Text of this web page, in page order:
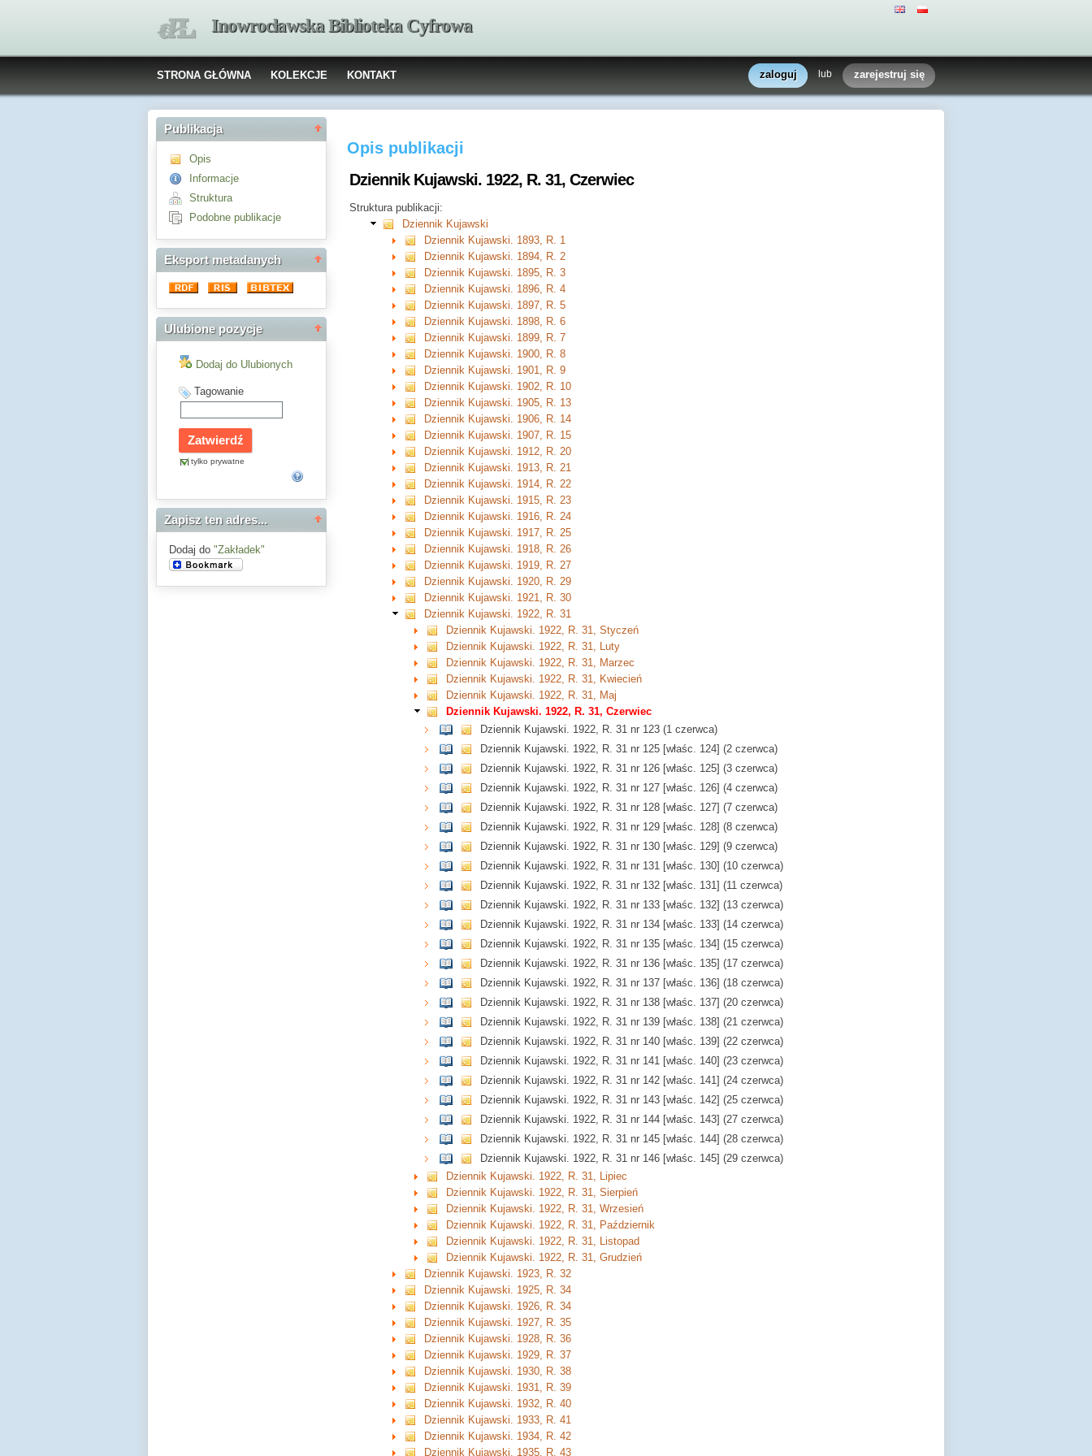
Inowrocławska Biblioteka Cyfrowa
STRONA GŁÓWNA KOLEKCJE KONTAKT zaloguj lub zarejestruj się
Publikacja
Opis
Informacje
Struktura
Podobne publikacje
Eksport metadanych
Ulubione pozycje
Dodaj do Ulubionych
Tagowanie
tylko prywatne
Zapisz ten adres...
Dodaj do "Zakładek"
Opis publikacji
Dziennik Kujawski. 1922, R. 31, Czerwiec
Struktura publikacji:
Dziennik Kujawski
Dziennik Kujawski. 1893, R. 1
Dziennik Kujawski. 1894, R. 2
Dziennik Kujawski. 1895, R. 3
Dziennik Kujawski. 1896, R. 4
Dziennik Kujawski. 1897, R. 5
Dziennik Kujawski. 1898, R. 6
Dziennik Kujawski. 1899, R. 7
Dziennik Kujawski. 1900, R. 8
Dziennik Kujawski. 1901, R. 9
Dziennik Kujawski. 1902, R. 10
Dziennik Kujawski. 1905, R. 13
Dziennik Kujawski. 1906, R. 14
Dziennik Kujawski. 1907, R. 15
Dziennik Kujawski. 1912, R. 20
Dziennik Kujawski. 1913, R. 21
Dziennik Kujawski. 1914, R. 22
Dziennik Kujawski. 1915, R. 23
Dziennik Kujawski. 1916, R. 24
Dziennik Kujawski. 1917, R. 25
Dziennik Kujawski. 1918, R. 26
Dziennik Kujawski. 1919, R. 27
Dziennik Kujawski. 1920, R. 29
Dziennik Kujawski. 1921, R. 30
Dziennik Kujawski. 1922, R. 31
Dziennik Kujawski. 1922, R. 31, Styczeń
Dziennik Kujawski. 1922, R. 31, Luty
Dziennik Kujawski. 1922, R. 31, Marzec
Dziennik Kujawski. 1922, R. 31, Kwiecień
Dziennik Kujawski. 1922, R. 31, Maj
Dziennik Kujawski. 1922, R. 31, Czerwiec
Dziennik Kujawski. 1922, R. 31 nr 123 (1 czerwca)
Dziennik Kujawski. 1922, R. 31 nr 125 [właśc. 124] (2 czerwca)
Dziennik Kujawski. 1922, R. 31 nr 126 [właśc. 125] (3 czerwca)
Dziennik Kujawski. 1922, R. 31 nr 127 [właśc. 126] (4 czerwca)
Dziennik Kujawski. 1922, R. 31 nr 128 [właśc. 127] (7 czerwca)
Dziennik Kujawski. 1922, R. 31 nr 129 [właśc. 128] (8 czerwca)
Dziennik Kujawski. 1922, R. 31 nr 130 [właśc. 129] (9 czerwca)
Dziennik Kujawski. 1922, R. 31 nr 131 [właśc. 130] (10 czerwca)
Dziennik Kujawski. 1922, R. 31 nr 132 [właśc. 131] (11 czerwca)
Dziennik Kujawski. 1922, R. 31 nr 133 [właśc. 132] (13 czerwca)
Dziennik Kujawski. 1922, R. 31 nr 134 [właśc. 133] (14 czerwca)
Dziennik Kujawski. 1922, R. 31 nr 135 [właśc. 134] (15 czerwca)
Dziennik Kujawski. 1922, R. 31 nr 136 [właśc. 135] (17 czerwca)
Dziennik Kujawski. 1922, R. 31 nr 137 [właśc. 136] (18 czerwca)
Dziennik Kujawski. 1922, R. 31 nr 138 [właśc. 137] (20 czerwca)
Dziennik Kujawski. 1922, R. 31 nr 139 [właśc. 138] (21 czerwca)
Dziennik Kujawski. 1922, R. 31 nr 140 [właśc. 139] (22 czerwca)
Dziennik Kujawski. 1922, R. 31 nr 141 [właśc. 140] (23 czerwca)
Dziennik Kujawski. 1922, R. 31 nr 142 [właśc. 141] (24 czerwca)
Dziennik Kujawski. 1922, R. 31 nr 143 [właśc. 142] (25 czerwca)
Dziennik Kujawski. 1922, R. 31 nr 144 [właśc. 143] (27 czerwca)
Dziennik Kujawski. 1922, R. 31 nr 145 [właśc. 144] (28 czerwca)
Dziennik Kujawski. 1922, R. 31 nr 146 [właśc. 145] (29 czerwca)
Dziennik Kujawski. 1922, R. 31, Lipiec
Dziennik Kujawski. 1922, R. 31, Sierpień
Dziennik Kujawski. 1922, R. 31, Wrzesień
Dziennik Kujawski. 1922, R. 31, Październik
Dziennik Kujawski. 1922, R. 31, Listopad
Dziennik Kujawski. 1922, R. 31, Grudzień
Dziennik Kujawski. 1923, R. 32
Dziennik Kujawski. 1925, R. 34
Dziennik Kujawski. 1926, R. 34
Dziennik Kujawski. 1927, R. 35
Dziennik Kujawski. 1928, R. 36
Dziennik Kujawski. 1929, R. 37
Dziennik Kujawski. 1930, R. 38
Dziennik Kujawski. 1931, R. 39
Dziennik Kujawski. 1932, R. 40
Dziennik Kujawski. 1933, R. 41
Dziennik Kujawski. 1934, R. 42
Dziennik Kujawski. 1935, R. 43